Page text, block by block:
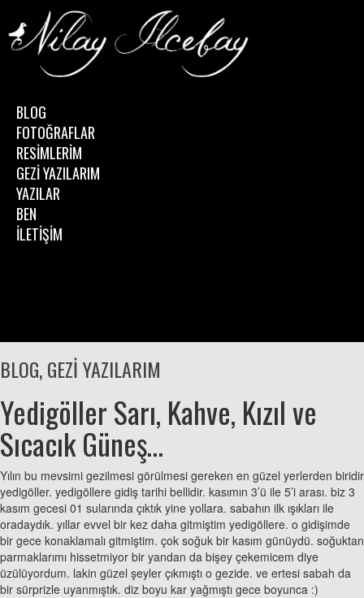
BLOG
FOTOĞRAFLAR
RESİMLERİM
GEZİ YAZILARIM
YAZILAR
BEN
İLETİŞİM
BLOG,GEZİ YAZILARIM
Yedigöller Sarı, Kahve, Kızıl ve
Sıcacık Güneş…
Yılın bu mevsimi gezilmesi görülmesi gereken en güzel yerlerden biridir
yedigöller. yedigöllere gidiş tarihi bellidir. kasımın 3’ü ile 5’i arası. biz 3
kasım gecesi 01 sularında çıktık yine yollara. sabahın ilk ışıkları ile
oradaydık. yıllar evvel bir kez daha gitmiştim yedigöllere. o gidişimde
bir gece konaklamalı gitmiştim. çok soğuk bir kasım günüydü. soğuktan
parmaklarımı hissetmiyor bir yandan da bişey çekemicem diye
üzülüyordum. lakin güzel şeyler çıkmıştı o gezide. ve ertesi sabah da
bir sürprizle uyanmıştık. diz boyu kar yağmıştı gece boyunca :)